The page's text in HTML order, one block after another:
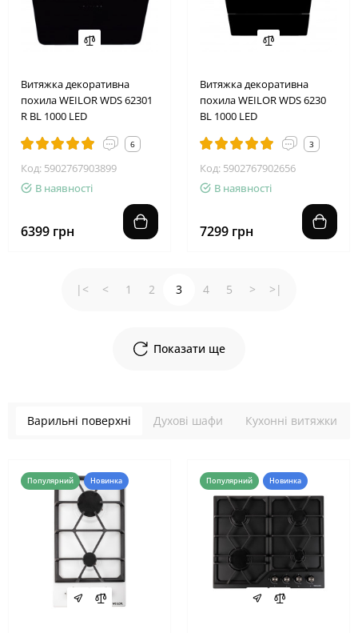
Витяжка декоративна
похила WEILOR WDS 62301
R BL 1000 LED
6
Код: 5902767903899
В наявності
6399 грн
Витяжка декоративна
похила WEILOR WDS 6230
BL 1000 LED
3
Код: 5902767902656
В наявності
7299 грн
Показати ще
|< < 1 2 3 4 5 > >|
Варильні поверхні Духові шафи Кухонні витяжки
Популярний Новинка Популярний Новинка